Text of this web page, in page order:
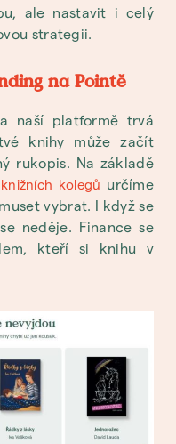
ale nastavit i celý
strategii.
na Pointě
naší platformě trvá
knihy může začít
rukopis. Na základě
knižních kolegů určíme
vybrat. I když se
neděje. Finance se
kteří si knihu v